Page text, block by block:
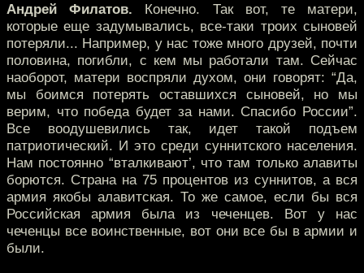
Андрей Филатов. Конечно. Так вот, те матери,
которые еще задумывались, все-таки троих сыновей
потеряли... Например, у нас тоже много друзей, почти
половина, погибли, с кем мы работали там. Сейчас
наоборот, матери воспряли духом, они говорят: “Да,
мы боимся потерять оставшихся сыновей, но мы
верим, что победа будет за нами. Спасибо России”.
Все воодушевились так, идет такой подъем
патриотический. И это среди суннитского населения.
Нам постоянно “вталкивают’, что там только алавиты
борются. Страна на 75 процентов из суннитов, а вся
армия якобы алавитская. То же самое, если бы вся
Российская армия была из чеченцев. Вот у нас
чеченцы все воинственные, вот они все бы в армии и
были.